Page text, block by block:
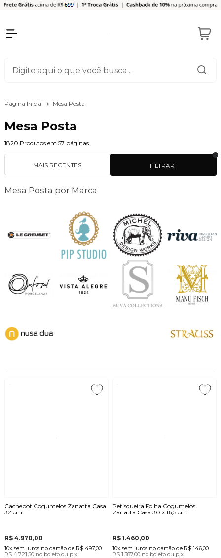
Página Inicial Mesa Posta
Mesa Posta
1820 Produtos em 57 páginas
FILTRAR
MAIS RECENTES
Mesa Posta por Marca
Cachepot Cogumelos Zanatta Casa
32 cm
R$ 4.970,00
10x sem juros no cartãode R$ 497,00
R$ 4.721,50 no boleto ou pix
Petisqueira Folha Cogumelos
Zanatta Casa 30 x 16,5 cm
R$ 1.460,00
10x sem juros no cartão de R$ 146,00
R$ 1.387,00 no boleto ou pix